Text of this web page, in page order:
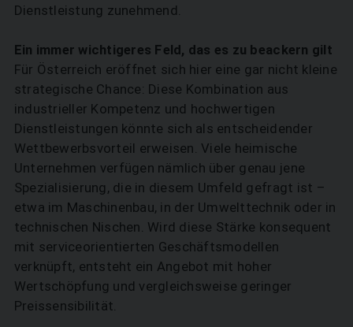
Dienstleistung zunehmend.
Ein immer wichtigeres Feld, das es zu beackern gilt
Für Österreich eröffnet sich hier eine gar nicht kleine
­strategische Chance: Diese Kombination aus
industrieller Kompetenz und hochwertigen
Dienstleistungen könnte sich als entscheidender
Wettbewerbsvorteil erweisen. Viele heimische
Unternehmen verfügen nämlich über genau jene
Spezialisierung, die in diesem Umfeld gefragt ist –
etwa im Maschinenbau, in der Umwelttechnik oder in
technischen Nischen. Wird diese Stärke konsequent
mit serviceorientierten Geschäftsmodellen
verknüpft, entsteht ein Angebot mit hoher
Wertschöpfung und vergleichsweise geringer
Preissensibilität.